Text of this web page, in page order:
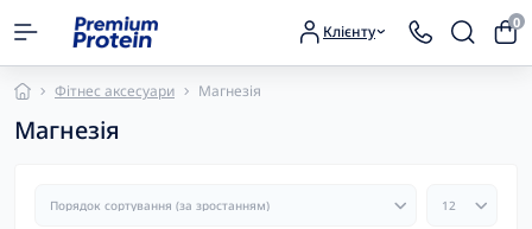
Клієнту 0
Фітнес аксесуари Магнезія
Магнезія